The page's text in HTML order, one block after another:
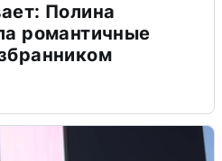
Полина
романтичные